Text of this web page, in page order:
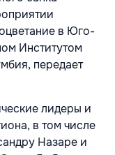
в Юго-
Институтом
передает
лидеры и
в том числе
Назаре и